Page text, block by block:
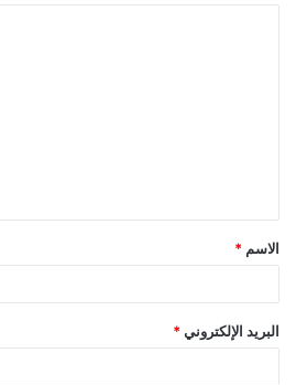
ق
*
الاسم *
البريد الإلكتروني *